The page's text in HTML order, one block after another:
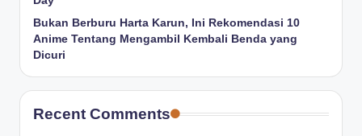
Bukan Berburu Harta Karun, Ini Rekomendasi 10
Anime Tentang Mengambil Kembali Benda yang
Dicuri
Recent Comments